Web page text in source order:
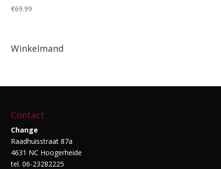
€69.99
Winkelmand
Contact
Change
Raadhuisstraat 87a
4631 NC Hoogerheide
tel. 06-23282225